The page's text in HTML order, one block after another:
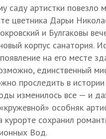
саду артистки повезло
цветника Дарьи
и Булгаковы
корпус санатория.
на его месте
единственный
проследить в истории
изменилось все — и
особняк
курорте сохранил
Вод.